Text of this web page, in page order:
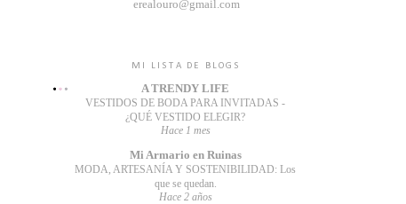
erealouro@gmail.com
MI LISTA DE BLOGS
A TRENDY LIFE
VESTIDOS DE BODA PARA INVITADAS -
¿QUÉ VESTIDO ELEGIR?
Hace 1 mes
Mi Armario en Ruinas
MODA, ARTESANÍA Y SOSTENIBILIDAD: Los
que se quedan.
Hace 2 años